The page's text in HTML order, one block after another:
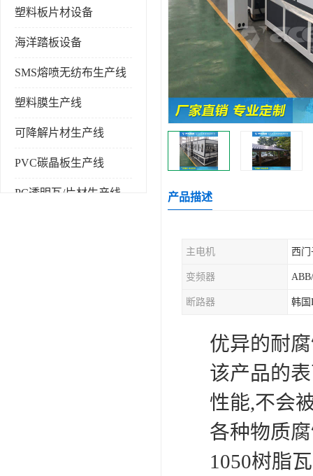
塑料板片材设备
海洋踏板设备
SMS熔喷无纺布生产线
塑料膜生产线
可降解片材生产线
PVC碳晶板生产线
PC透明瓦/片材生产线 产品描述
主电机 西门
变频器
断路器 韩国
优异的耐
该产品的
性能,不会
各种物质
1050树脂